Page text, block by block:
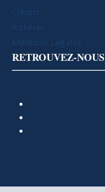
Crédits
Adhérer
Mentions Légales
RETROUVEZ-NOUS